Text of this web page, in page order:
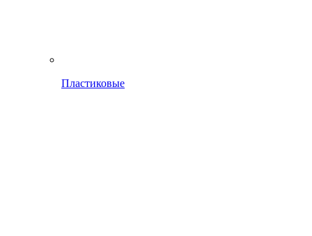
Пластиковые